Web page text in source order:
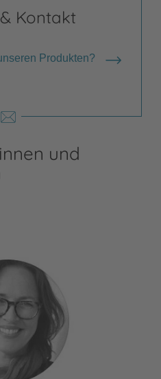
Kontakt
Produkten?
und